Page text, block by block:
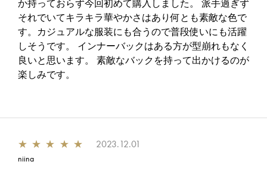
か持っておらず今回初めて購入しました。 派手過ぎず
それでいてキラキラ華やかさはあり何とも素敵な色で
す。カジュアルな服装にも合うので普段使いにも活躍
しそうです。 インナーバックはある方が型崩れもなく
良いと思います。 素敵なバックを持って出かけるのが
楽しみです。
★ ★ ★ ★ ★ 2023.12.01
niina